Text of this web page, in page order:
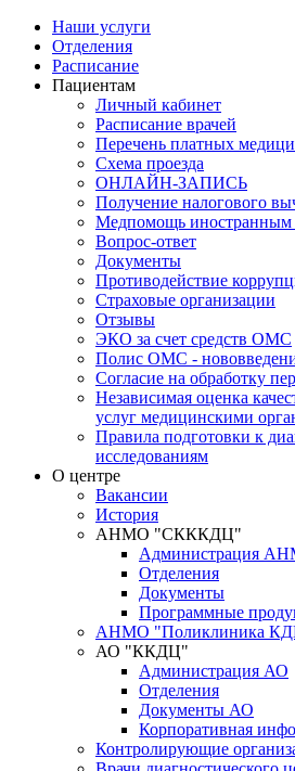
Наши услуги
Отделения
Расписание
Пациентам
Личный кабинет
Расписание врачей
Перечень платных
Схема проезда
ОНЛАЙН-ЗАПИСЬ
Получение налогового
Медпомощь иностранным
Вопрос-ответ
Документы
Противодействие
Страховые организации
Отзывы
ЭКО за счет средств ОМС
Полис ОМС -
Согласие на обработку
Независимая оценка
услуг медицинскими
Правила подготовки к
исследованиям
О центре
Вакансии
История
АНМО "СКККДЦ"
Администрация
Отделения
Документы
Программные
АНМО "Поликлиника
АО "ККДЦ"
Администрация АО
Отделения
Документы АО
Корпоративная
Контролирующие